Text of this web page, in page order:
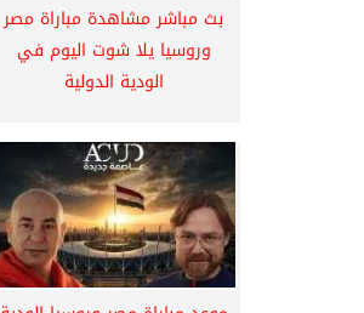
بث مباشر مشاهدة مباراة مصر
وروسيا يلا شوت اليوم في
الودية الدولية